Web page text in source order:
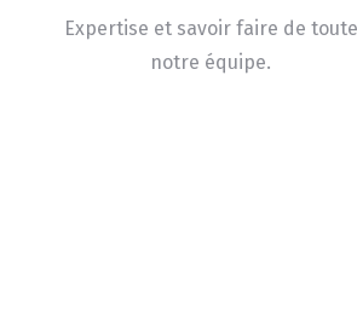
Expertise et savoir faire de toute
notre équipe.